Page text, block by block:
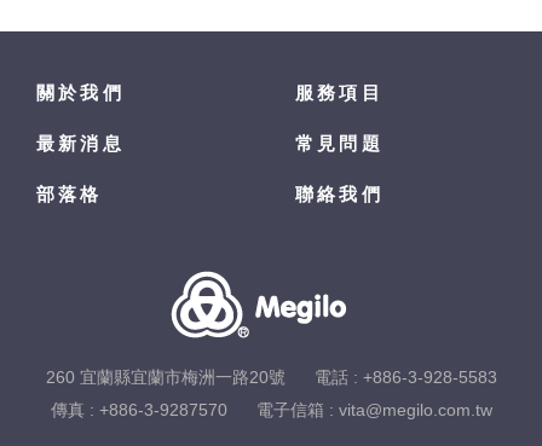
關於我們 服務項目
最新消息 常見問題
部落格 聯絡我們
260 宜蘭縣宜蘭市梅洲一路20號 電話 : +886-3-928-5583
傳真 : +886-3-9287570
電子信箱 : vita@megilo.com.tw